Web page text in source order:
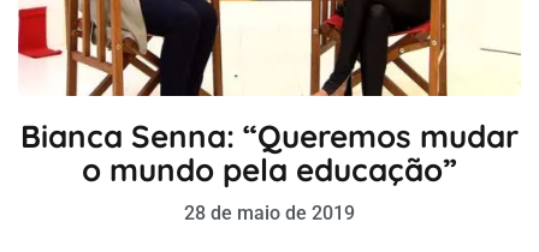
Bianca Senna: “Queremos mudar
o mundo pela educação”
28 de maio de 2019